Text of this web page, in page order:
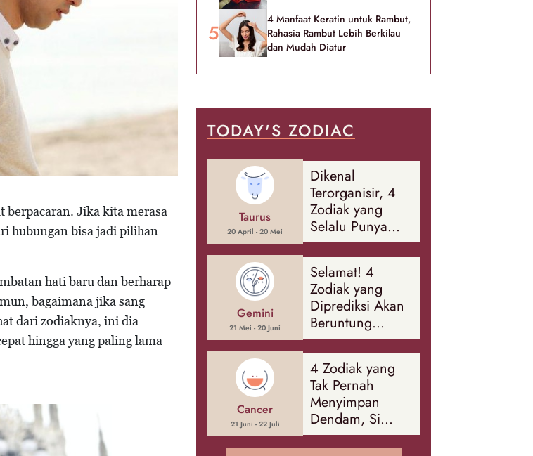
berpacaran. Jika kita merasa
hubungan bisa jadi pilihan
hati baru dan berharap
bagaimana jika sang
dari zodiaknya, ini dia
hingga yang paling lama
4 Manfaat Keratin untuk Rambut,
Rahasia Rambut Lebih Berkilau
dan Mudah Diatur
TODAY'S ZODIAC
Taurus
20 April - 20 Mei
Dikenal
Terorganisir, 4
Zodiak yang
Selalu Punya
Rencana
Cadangan Soal
Banyak Hal
Gemini
21 Mei - 20 Juni
Selamat! 4
Zodiak yang
Diprediksi Akan
Beruntung
Sepanjang
Agustus 2026
Cancer
21 Juni - 22 Juli
4 Zodiak yang
Tak Pernah
Menyimpan
Dendam, Si
Paling Mudah